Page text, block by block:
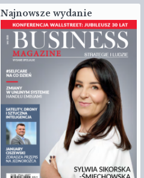
Najnowsze wydanie